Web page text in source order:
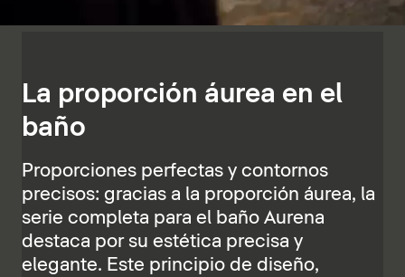
La proporción áurea en el
baño
Proporciones perfectas y contornos
precisos: gracias a la proporción áurea, la
serie completa para el baño Aurena
destaca por su estética precisa y
elegante. Este principio de diseño,